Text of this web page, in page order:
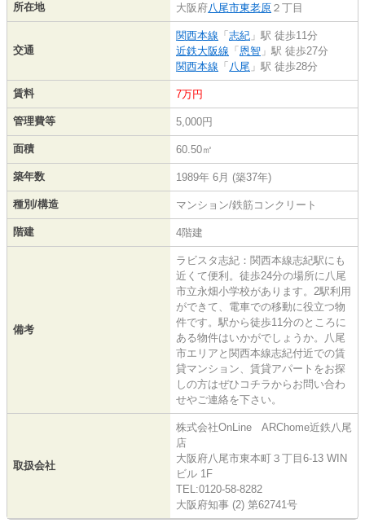
所在地 大阪府八尾市東老原 ２丁目
交通
関西本線 「 志紀 」駅 徒歩11分
近鉄大阪線 「 恩智 」駅 徒歩27分
関西本線 「 八尾 」駅 徒歩28分
賃料 7万円
管理費等 5,000円
面積 60.50㎡
築年数 1989年 6月 (築37年)
種別/構造 マンション/鉄筋コンクリート
階建 4階建
備考
ラビスタ志紀：関西本線志紀駅にも
近くて便利。徒歩24分の場所に八尾
市立永畑小学校があります。2駅利用
ができて、電車での移動に役立つ物
件です。駅から徒歩11分のところに
ある物件はいかがでしょうか。八尾
市エリアと関西本線志紀付近での賃
貸マンション、賃貸アパートをお探
しの方はぜひコチラからお問い合わ
せやご連絡を下さい。
取扱会社
株式会社OnLine ARChome近鉄八尾
店
大阪府八尾市東本町３丁目6-13 WIN
ビル 1F
TEL:0120-58-8282
大阪府知事 (2) 第62741号